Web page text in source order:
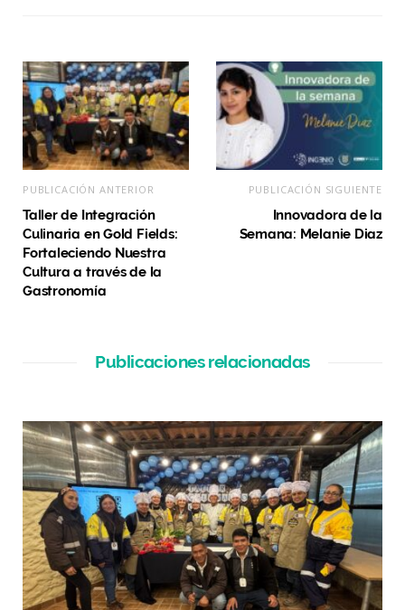
PUBLICACIÓN ANTERIOR
Taller de Integración
Culinaria en Gold Fields:
Fortaleciendo Nuestra
Cultura a través de la
Gastronomía
PUBLICACIÓN SIGUIENTE
Innovadora de la
Semana: Melanie Diaz
Publicaciones relacionadas